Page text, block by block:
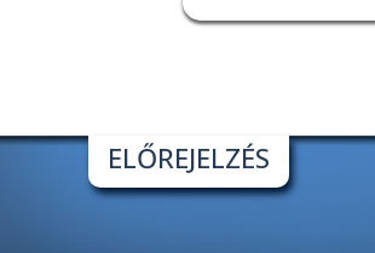
ELŐREJELZÉS